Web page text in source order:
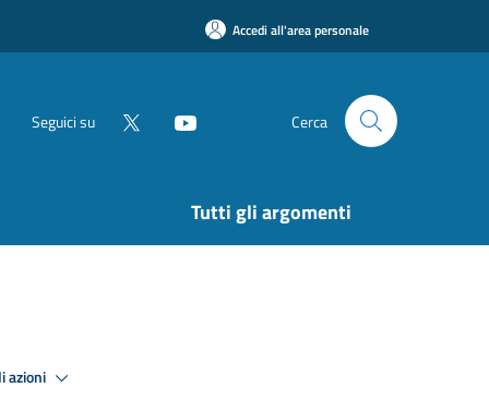
Accedi all'area personale
Seguici su Cerca
Tutti gli argomenti
azioni